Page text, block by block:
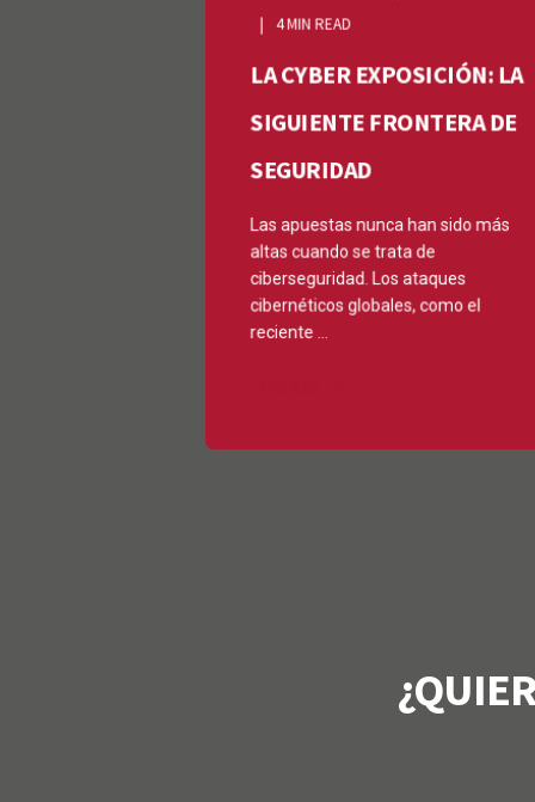
4 MIN READ
LA CYBER EXPOSICIÓN: LA
SIGUIENTE FRONTERA DE
SEGURIDAD
Las apuestas nunca han sido más
altas cuando se trata de
ciberseguridad. Los ataques
cibernéticos globales, como el
reciente ...